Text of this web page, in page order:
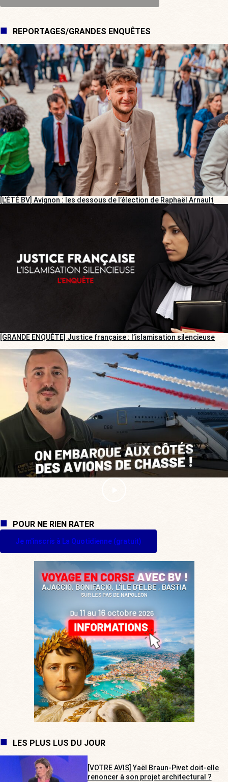
REPORTAGES/GRANDES ENQUÊTES
[L’ÉTÉ BV] Avignon : les dessous de l’élection de Raphaël Arnault
[GRANDE ENQUÊTE] Justice française : l’islamisation silencieuse
POUR NE RIEN RATER
Je m'inscris à La Quotidienne (gratuit)
LES PLUS LUS DU JOUR
[VOTRE AVIS] Yaël Braun-Pivet doit-elle
renoncer à son projet architectural ?